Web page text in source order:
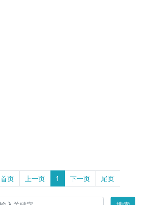
首页 上一页 1 下一页 尾页